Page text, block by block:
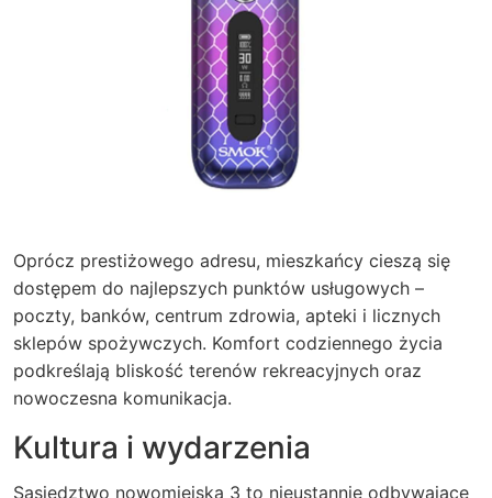
Oprócz prestiżowego adresu, mieszkańcy cieszą się
dostępem do najlepszych punktów usługowych –
poczty, banków, centrum zdrowia, apteki i licznych
sklepów spożywczych. Komfort codziennego życia
podkreślają bliskość terenów rekreacyjnych oraz
nowoczesna komunikacja.
Kultura i wydarzenia
Sąsiedztwo nowomiejska 3 to nieustannie odbywające